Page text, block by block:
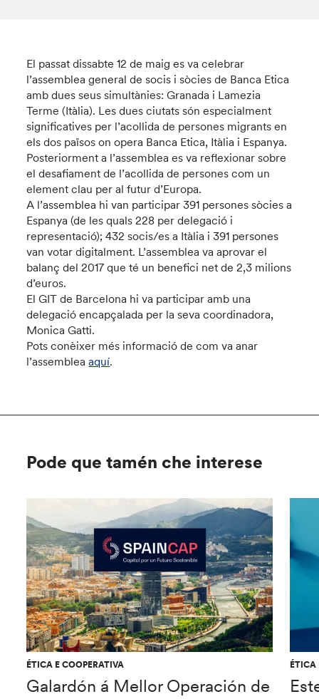
El passat dissabte 12 de maig es va celebrar
l’assemblea general de socis i sòcies de Banca Etica
amb dues seus simultànies: Granada i Lamezia
Terme (Itàlia). Les dues ciutats són especialment
significatives per l’acollida de persones migrants en
els dos països on opera Banca Etica, Itàlia i Espanya.
Posteriorment a l’assemblea es va reflexionar sobre
el desafiament de l’acollida de persones com un
element clau per al futur d’Europa.
A l’assemblea hi van participar 391 persones sòcies a
Espanya (de les quals 228 per delegació i
representació); 432 socis/es a Itàlia i 391 persones
van votar digitalment. L’assemblea va aprovar el
balanç del 2017 que té un benefici net de 2,3 milions
d’euros.
El GIT de Barcelona hi va participar amb una
delegació encapçalada per la seva coordinadora,
Monica Gatti.
Pots conèixer més informació de com va anar
l’assembleaaquí.
Pode que tamén che interese
ÉTICA E COOPERATIVA
Galardón á Mellor Operación de
ÉTICA